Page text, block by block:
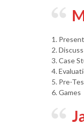
1.
2. Discuss
3. Case
4.
5. Pre-
6. Games